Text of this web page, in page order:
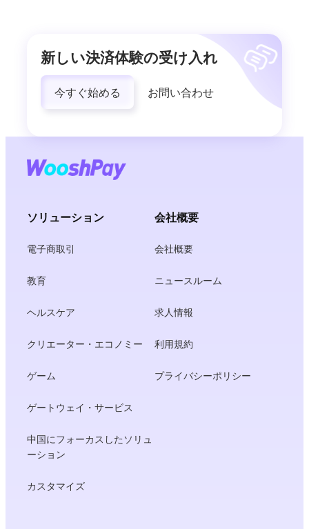
新しい決済体験の受け入れ
今すぐ始める お問い合わせ
ソリューション
電子商取引
教育
ヘルスケア
クリエーター・エコノミー
ゲーム
ゲートウェイ・サービス
中国にフォーカスしたソリュ
ーション
カスタマイズ
会社概要
会社概要
ニュースルーム
求人情報
利用規約
プライバシーポリシー